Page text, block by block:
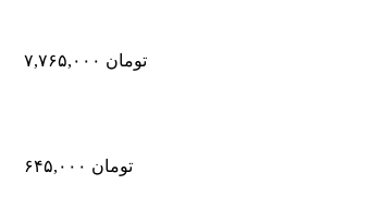
تومان
تومان